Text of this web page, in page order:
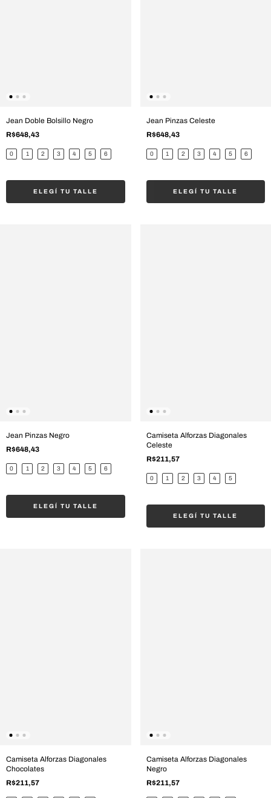
Jean Doble Bolsillo Negro
R$648,43
0 1 2 3 4 5 6
ELEGÍ TU TALLE
Jean Pinzas Celeste
R$648,43
0 1 2 3 4 5 6
ELEGÍ TU TALLE
Jean Pinzas Negro
R$648,43
0 1 2 3 4 5 6
ELEGÍ TU TALLE
Camiseta Alforzas Diagonales
Celeste
R$211,57
0 1 2 3 4 5
ELEGÍ TU TALLE
Camiseta Alforzas Diagonales
Chocolates
R$211,57
Camiseta Alforzas Diagonales
Negro
R$211,57